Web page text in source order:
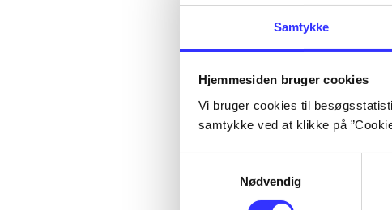
Samtykke
Hjemmesiden bruger cookies
Vi bruger cookies til
samtykke ved at klikke på
Nødvendig
Lego The lord of